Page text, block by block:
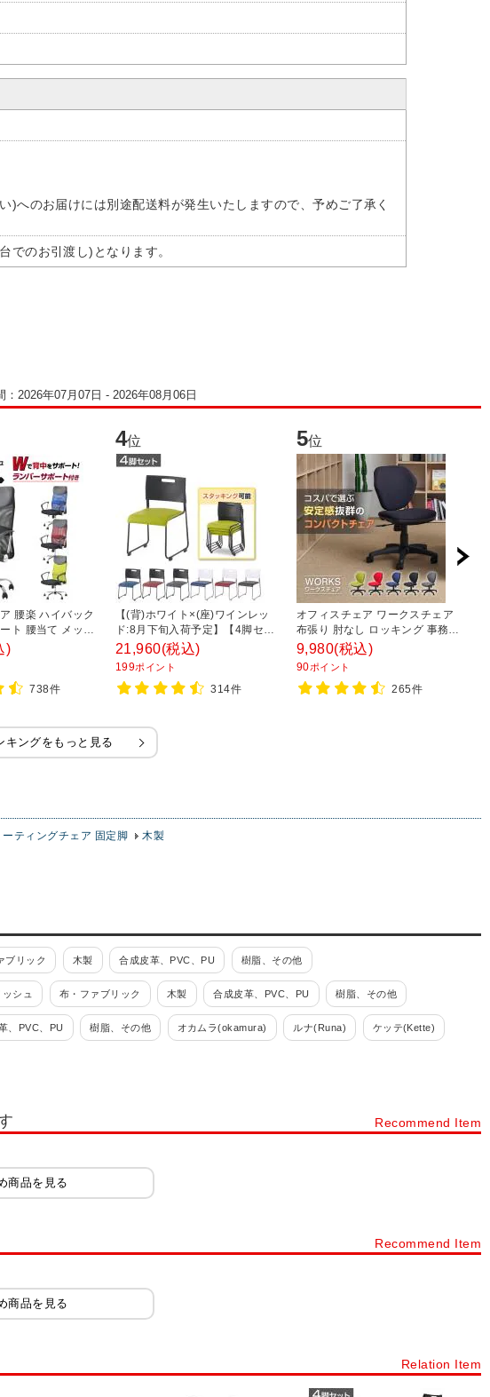
)へのお届けには別途配送料が発生いたしますので、予めご了承く
でのお引渡し)となります。
：2026年07月07日 - 2026年08月06日
腰楽 ハイバック
ト 腰当て メッシ
ンチェア 幅620×
1190mm
)
738件
4位
【(背)ホワイト×(座)ワインレッ
ド:8月下旬入荷予定】【4脚セッ
ト】ミーティングチェア 会議用
椅子 会議用チェア 固定脚 アグレ
アチェア スタッキング可能 レザ
ー 幅475×奥行545×高さ750mm
21,960(税込)
199ポイント
314件
5位
オフィスチェア ワークスチェア
布張り 肘なし ロッキング 事務椅
子 デスクチェア 幅590×奥行
590×高さ770～850mm
9,980(税込)
90ポイント
265件
キングをもっと見る
ーティングチェア 固定脚
木製
ブリック 木製 合成皮革、PVC、PU 樹脂、その他
ッシュ 布・ファブリック 木製 合成皮革、PVC、PU 樹脂、その他
、PVC、PU 樹脂、その他 オカムラ(okamura) ルナ(Runa) ケッテ(Kette)
Recommend Item
商品を見る
Recommend Item
商品を見る
Relation Item